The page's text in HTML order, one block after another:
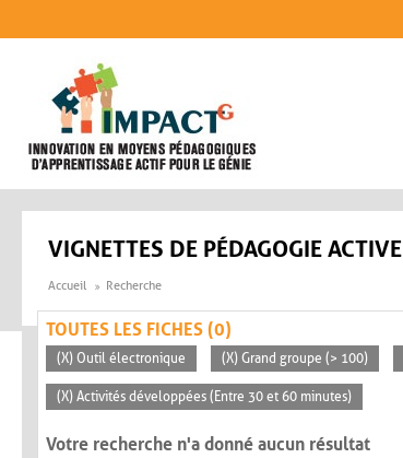
VIGNETTES DE PÉDAGOGIE ACTIVE
Accueil Recherche
TOUTES LES FICHES (0)
(X) Outil électronique (X) Grand groupe (> 100)
(X) Activités développées (Entre 30 et 60 minutes)
Votre recherche n'a donné aucun résultat